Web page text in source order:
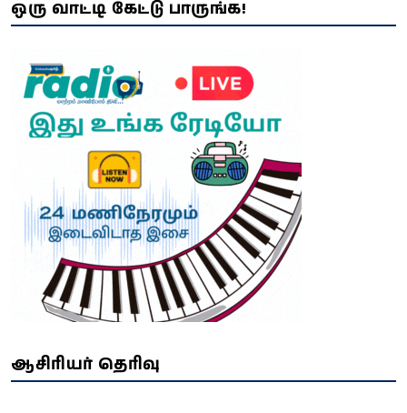
ஒரு வாட்டி கேட்டு பாருங்க!
ஆசிரியர் தெரிவு